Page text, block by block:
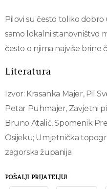
Pilovi su često toliko
samo lokalni stanovništvo
često o njima najviše brine
Literatura
Izvor: Krasanka Majer, Pil
Petar Puhmajer, Zavjetni
Bruno Atalić, Spomenik
Osijeku; Umjetnička
zagorska županija
POŠALJI PRIJATELJU!